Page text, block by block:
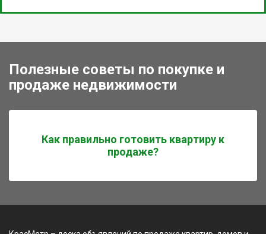
Полезные советы по покупке и
продаже недвижимости
Как правильно готовить квартиру к
продаже?